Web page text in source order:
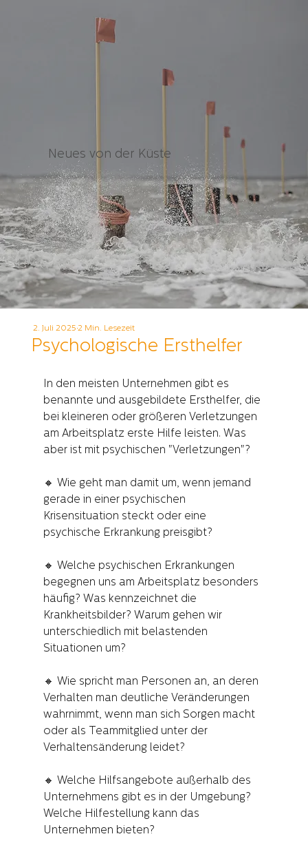
Neues von der Küste
Psychologische Ersthelfer
2. Juli 2025 2 Min. Lesezeit
In den meisten Unternehmen gibt es
benannte und ausgebildete Ersthelfer, die
bei kleineren oder größeren Verletzungen
am Arbeitsplatz erste Hilfe leisten. Was
aber ist mit psychischen "Verletzungen"?
🔸 Wie geht man damit um, wenn jemand
gerade in einer psychischen
Krisensituation steckt oder eine
psychische Erkrankung preisgibt?
🔸 Welche psychischen Erkrankungen
begegnen uns am Arbeitsplatz besonders
häufig? Was kennzeichnet die
Krankheitsbilder? Warum gehen wir
unterschiedlich mit belastenden
Situationen um?
🔸 Wie spricht man Personen an, an deren
Verhalten man deutliche Veränderungen
wahrnimmt, wenn man sich Sorgen macht
oder als Teammitglied unter der
Verhaltensänderung leidet?
🔸 Welche Hilfsangebote außerhalb des
Unternehmens gibt es in der Umgebung?
Welche Hilfestellung kann das
Unternehmen bieten?